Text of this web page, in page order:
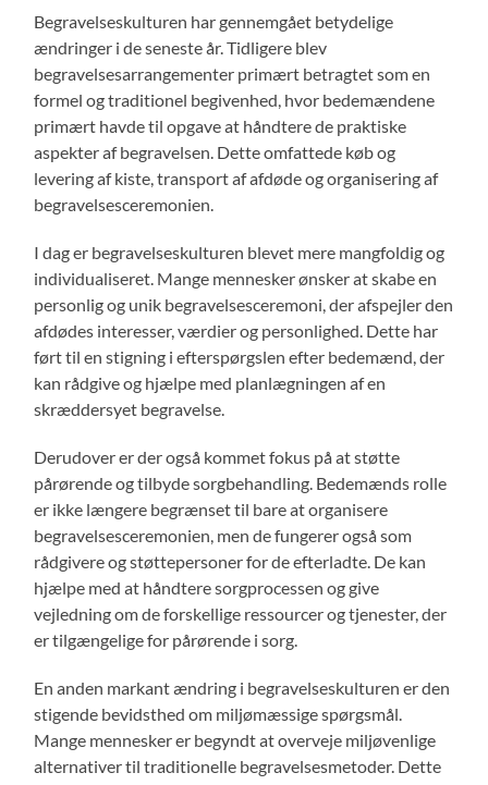
Begravelseskulturen har gennemgået betydelige
ændringer i de seneste år. Tidligere blev
begravelsesarrangementer primært betragtet som en
formel og traditionel begivenhed, hvor bedemændene
primært havde til opgave at håndtere de praktiske
aspekter af begravelsen. Dette omfattede køb og
levering af kiste, transport af afdøde og organisering af
begravelsesceremonien.
I dag er begravelseskulturen blevet mere mangfoldig og
individualiseret. Mange mennesker ønsker at skabe en
personlig og unik begravelsesceremoni, der afspejler den
afdødes interesser, værdier og personlighed. Dette har
ført til en stigning i efterspørgslen efter bedemænd, der
kan rådgive og hjælpe med planlægningen af ​​en
skræddersyet begravelse.
Derudover er der også kommet fokus på at støtte
pårørende og tilbyde sorgbehandling. Bedemænds rolle
er ikke længere begrænset til bare at organisere
begravelsesceremonien, men de fungerer også som
rådgivere og støttepersoner for de efterladte. De kan
hjælpe med at håndtere sorgprocessen og give
vejledning om de forskellige ressourcer og tjenester, der
er tilgængelige for pårørende i sorg.
En anden markant ændring i begravelseskulturen er den
stigende bevidsthed om miljømæssige spørgsmål.
Mange mennesker er begyndt at overveje miljøvenlige
alternativer til traditionelle begravelsesmetoder. Dette